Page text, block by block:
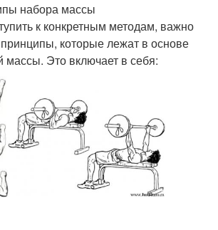
набора массы
к конкретным методам, важно
которые лежат в основе
Это включает в себя: